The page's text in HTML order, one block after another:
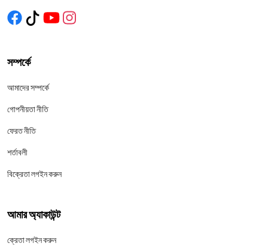
সম্পর্কে
আমাদের সম্পর্কে
গোপনীয়তা নীতি
ফেরত নীতি
শর্তাবলী
বিক্রেতা লগইন করুন
আমার অ্যাকাউন্ট
ক্রেতা লগইন করুন